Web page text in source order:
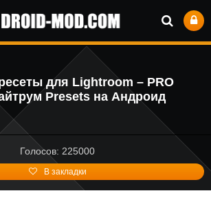
для Lightroom – PRO
Presets на Андроид
Голосов: 225000
В закладки